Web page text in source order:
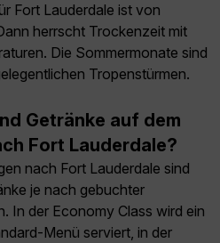
Fort Lauderdale ist von
herrscht Trockenzeit mit
Die Sommermonate sind
Tropenstürmen.
Getränke auf dem
Fort Lauderdale?
nach Fort Lauderdale sind
je nach gebuchter
In der Economy Class wird ein
Menü serviert, in der